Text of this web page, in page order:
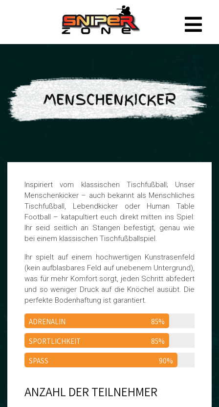
MENSCHENKICKER
Inspiriert vom klassischen Tischfußball; Unser
Menschenkicker – auch bekannt als Menschliches
Tischfußball, Lebendkicker oder Human Table
Football – katapultiert euch direkt mitten ins Spiel:
Ihr seid seitlich an Stangen befestigt, genau wie
bei einem klassischen Tischfußballspiel.
Ihr spielt auf einem hochwertigen Kunstrasenfeld
(kein aufblasbares Feld auf unebenem Untergrund),
was für mehr Komfort sorgt, jeden Schritt abfedert
und so weniger Druck auf die Knöchel ausübt. Die
perfekte Bodenhaftung ist garantiert.
ADRENALIN 85%
SPORTLICHKEIT 85%
SPASS 90%
ANZAHL DER TEILNEHMER